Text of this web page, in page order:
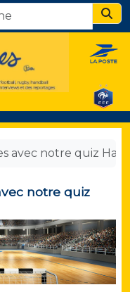
avec notre quiz
notre quiz